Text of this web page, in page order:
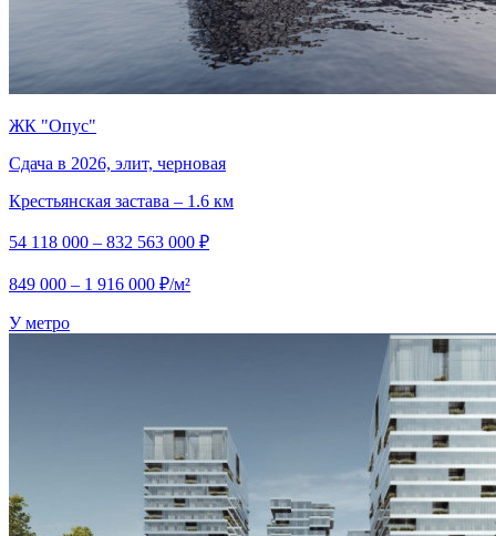
ЖК "Опус"
Сдача в 2026, элит, черновая
Крестьянская застава – 1.6 км
54 118 000 – 832 563 000 ₽
849 000 – 1 916 000 ₽/м²
У метро